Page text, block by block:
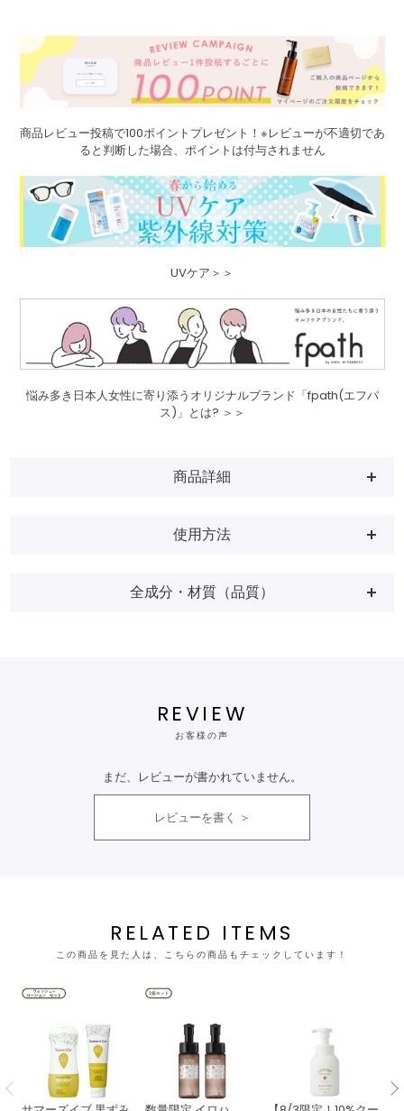
商品レビュー投稿で100ポイントプレゼント！※レビューが不適切であ
ると判断した場合、ポイントは付与されません
UVケア＞＞
悩み多き日本人女性に寄り添うオリジナルブランド「fpath(エフパ
ス)」とは? ＞＞
商品詳細
使用方法
全成分・材質（品質）
REVIEW
お客様の声
まだ、レビューが書かれていません。
レビューを書く
RELATED ITEMS
この商品を見た人は、こちらの商品もチェックしています！